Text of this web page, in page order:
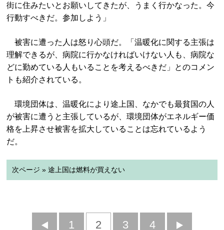
街に住みたいとお願いしてきたが、うまく行かなった。今
行動すべきだ。参加しよう」
被害に遭った人は怒り心頭だ。「温暖化に関する主張は
理解できるが、病院に行かなければいけない人も、病院な
どに勤めている人もいることを考えるべきだ」とのコメン
トも紹介されている。
環境団体は、温暖化により途上国、なかでも最貧国の人
が被害に遭うと主張しているが、環境団体がエネルギー価
格を上昇させ被害を拡大していることは忘れているよう
だ。
次ページ » 途上国は燃料が買えない
前
1 2 3 4